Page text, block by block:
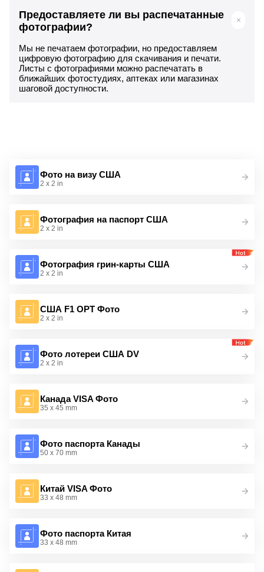
Предоставляете ли вы распечатанные
фотографии?
Мы не печатаем фотографии, но предоставляем
цифровую фотографию для скачивания и печати.
Листы с фотографиями можно распечатать в
ближайших фотостудиях, аптеках или магазинах
шаговой доступности.
Фото на визу США
2 x 2 in
Фотография на паспорт США
2 x 2 in
Фотография грин-карты США
2 x 2 in
США F1 OPT Фото
2 x 2 in
Фото лотереи США DV
2 x 2 in
Канада VISA Фото
35 x 45 mm
Фото паспорта Канады
50 x 70 mm
Китай VISA Фото
33 x 48 mm
Фото паспорта Китая
33 x 48 mm